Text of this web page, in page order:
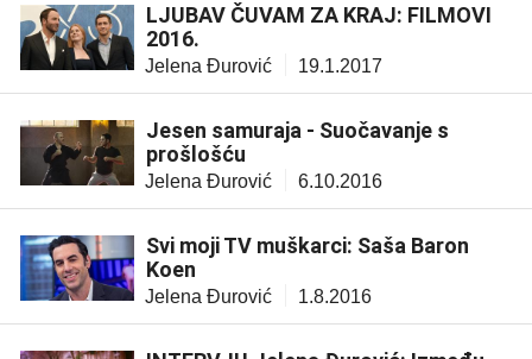
LJUBAV ČUVAM ZA KRAJ: FILMOVI
2016.
Jelena Đurović 19.1.2017
Jesen samuraja - Suočavanje s
prošlošću
Jelena Đurović 6.10.2016
Svi moji TV muškarci: Saša Baron
Koen
Jelena Đurović 1.8.2016